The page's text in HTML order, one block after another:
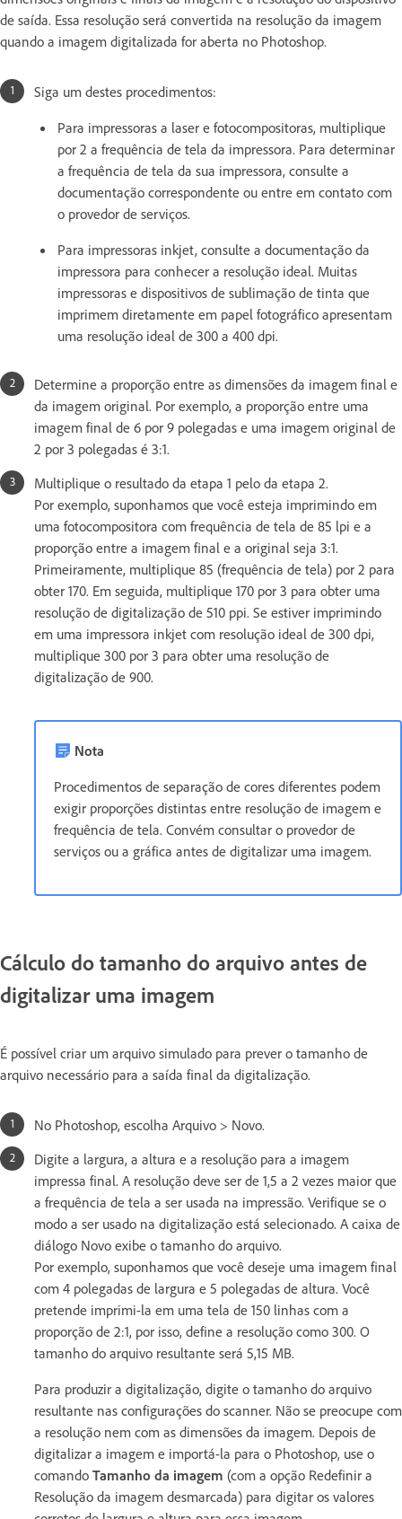
de saída. Essa resolução será convertida na resolução da imagem
quando a imagem digitalizada for aberta no Photoshop.
Siga um destes procedimentos:
Para impressoras a laser e fotocompositoras, multiplique
por 2 a frequência de tela da impressora. Para determinar
a frequência de tela da sua impressora, consulte a
documentação correspondente ou entre em contato com
o provedor de serviços.
Para impressoras inkjet, consulte a documentação da
impressora para conhecer a resolução ideal. Muitas
impressoras e dispositivos de sublimação de tinta que
imprimem diretamente em papel fotográfico apresentam
uma resolução ideal de 300 a 400 dpi.
Determine a proporção entre as dimensões da imagem final e
da imagem original. Por exemplo, a proporção entre uma
imagem final de 6 por 9 polegadas e uma imagem original de
2 por 3 polegadas é 3:1.
Multiplique o resultado da etapa 1 pelo da etapa 2.
Por exemplo, suponhamos que você esteja imprimindo em
uma fotocompositora com frequência de tela de 85 lpi e a
proporção entre a imagem final e a original seja 3:1.
Primeiramente, multiplique 85 (frequência de tela) por 2 para
obter 170. Em seguida, multiplique 170 por 3 para obter uma
resolução de digitalização de 510 ppi. Se estiver imprimindo
em uma impressora inkjet com resolução ideal de 300 dpi,
multiplique 300 por 3 para obter uma resolução de
digitalização de 900.
Nota
Procedimentos de separação de cores diferentes podem
exigir proporções distintas entre resolução de imagem e
frequência de tela. Convém consultar o provedor de
serviços ou a gráfica antes de digitalizar uma imagem.
Cálculo do tamanho do arquivo antes de
digitalizar uma imagem
É possível criar um arquivo simulado para prever o tamanho de
arquivo necessário para a saída final da digitalização.
No Photoshop, escolha Arquivo > Novo.
Digite a largura, a altura e a resolução para a imagem
impressa final. A resolução deve ser de 1,5 a 2 vezes maior que
a frequência de tela a ser usada na impressão. Verifique se o
modo a ser usado na digitalização está selecionado. A caixa de
diálogo Novo exibe o tamanho do arquivo.
Por exemplo, suponhamos que você deseje uma imagem final
com 4 polegadas de largura e 5 polegadas de altura. Você
pretende imprimi-la em uma tela de 150 linhas com a
proporção de 2:1, por isso, define a resolução como 300. O
tamanho do arquivo resultante será 5,15 MB.
Para produzir a digitalização, digite o tamanho do arquivo
resultante nas configurações do scanner. Não se preocupe com
a resolução nem com as dimensões da imagem. Depois de
digitalizar a imagem e importá-la para o Photoshop, use o
comando Tamanho da imagem (com a opção Redefinir a
Resolução da imagem desmarcada) para digitar os valores